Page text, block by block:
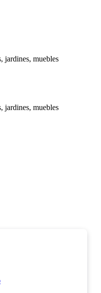
jardines, muebles
jardines, muebles